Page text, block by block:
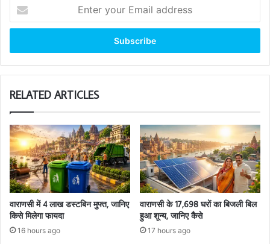
your
Email
RELATED ARTICLES
वाराणसी में 4 लाख डस्टबिन मुफ्त, जानिए
किसे मिलेगा फायदा
16 hours ago
वाराणसी के 17,698 घरों का बिजली बिल
हुआ शून्य, जानिए कैसे
17 hours ago